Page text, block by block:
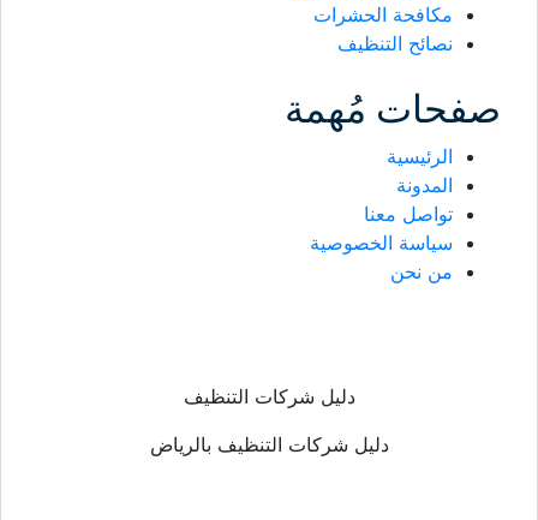
مكافحة الحشرات
نصائح التنظيف
صفحات مُهمة
الرئيسية
المدونة
تواصل معنا
سياسة الخصوصية
من نحن
دليل شركات التنظيف
دليل شركات التنظيف بالرياض